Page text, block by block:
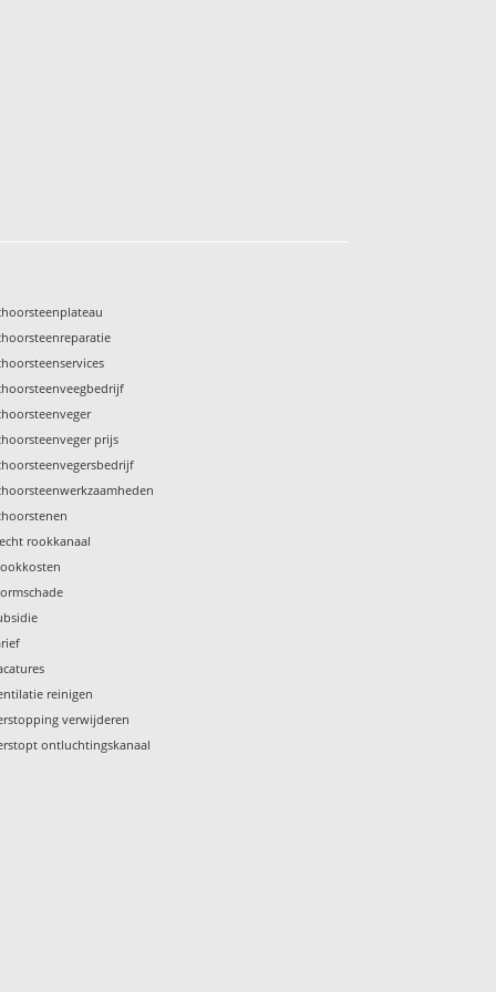
prijs
rookkanaal
reinigen
verwijderen
ontluchtingskanaal